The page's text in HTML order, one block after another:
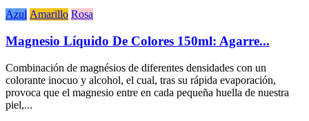
Azul Amarillo Rosa
Magnesio Líquido De Colores 150ml: Agarre...
Combinación de magnésios de diferentes densidades con un
colorante inocuo y alcohol, el cual, tras su rápida evaporación,
provoca que el magnesio entre en cada pequeña huella de nuestra
piel,...